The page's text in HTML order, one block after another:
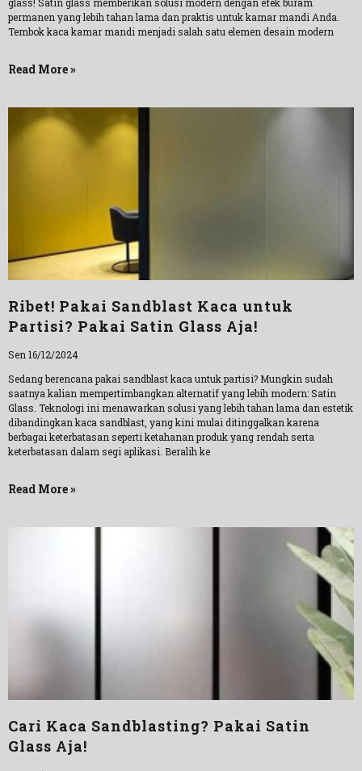
permanen yang lebih tahan lama dan praktis untuk kamar mandi Anda.
Tembok kaca kamar mandi menjadi salah satu elemen desain modern
Read More »
Ribet! Pakai Sandblast Kaca untuk
Partisi? Pakai Satin Glass Aja!
Sen 16/12/2024
Sedang berencana pakai sandblast kaca untuk partisi? Mungkin sudah
saatnya kalian mempertimbangkan alternatif yang lebih modern: Satin
Glass. Teknologi ini menawarkan solusi yang lebih tahan lama dan estetik
dibandingkan kaca sandblast, yang kini mulai ditinggalkan karena
berbagai keterbatasan seperti ketahanan produk yang rendah serta
keterbatasan dalam segi aplikasi. Beralih ke
Read More »
Cari Kaca Sandblasting? Pakai Satin
Glass Aja!